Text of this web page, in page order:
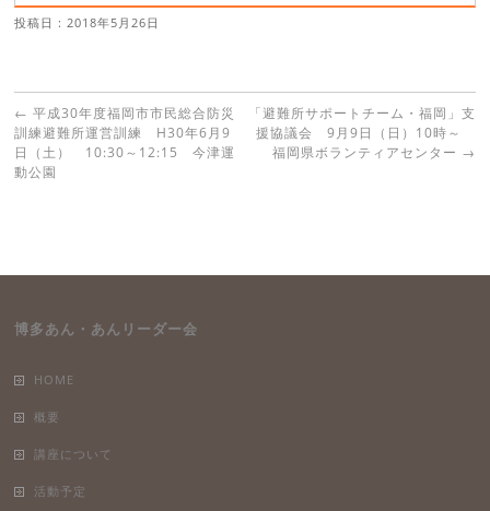
投稿日 : 2018年5月26日
← 平成30年度福岡市市民総合防災
訓練避難所運営訓練 H30年6月9
日（土） 10:30～12:15 今津運
動公園
「避難所サポートチーム・福岡」支
援協議会 9月9日（日）10時～
福岡県ボランティアセンター →
博多あん・あんリーダー会
HOME
概要
講座について
活動予定